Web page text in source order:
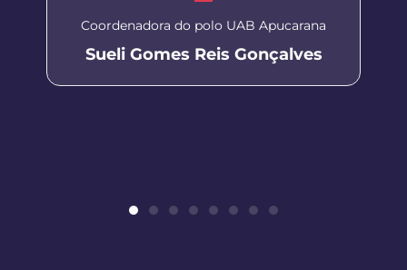
Coordenadora do polo UAB Apucarana
Sueli Gomes Reis Gonçalves